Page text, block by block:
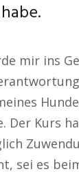
mir ins
Der Kurs
sei es